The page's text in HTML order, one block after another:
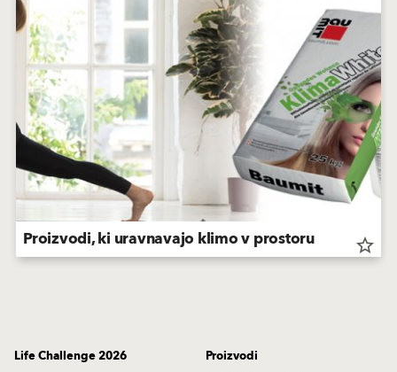
Proizvodi, ki uravnavajo klimo v prostoru star_border
Life Challenge 2026
Proizvodi